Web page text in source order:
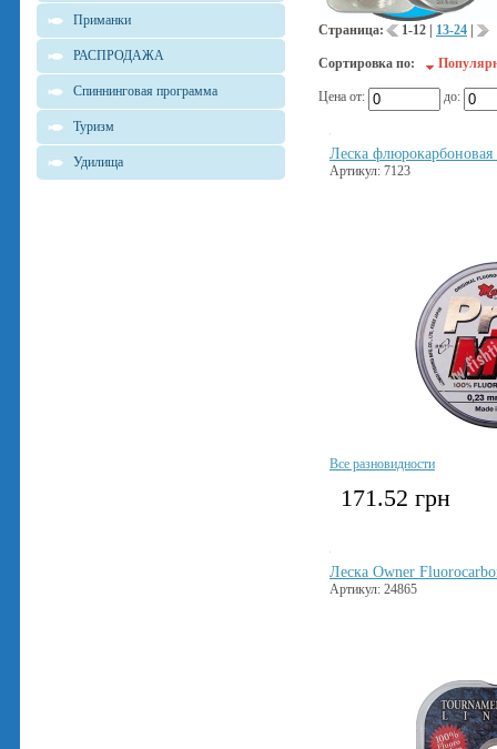
Приманки
РАСПРОДАЖА
Спиннинговая программа
Туризм
Удилища
Страница: 1-12 13-24
Сортировка по:
Цена от: до:
Леска
Артикул: 7123
Все разновидности
171.52 грн
Леска Owner
Артикул: 24865